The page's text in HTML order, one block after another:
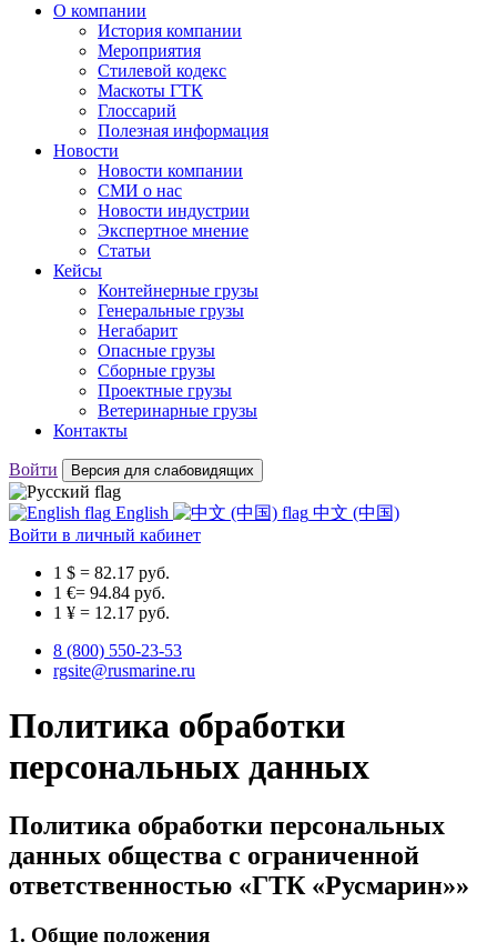
О компании
История компании
Мероприятия
Стилевой кодекс
Маскоты ГТК
Глоссарий
Полезная информация
Новости
Новости компании
СМИ о нас
Новости индустрии
Экспертное мнение
Статьи
Кейсы
Контейнерные грузы
Генеральные грузы
Негабарит
Опасные грузы
Сборные грузы
Проектные грузы
Ветеринарные грузы
Контакты
Войти Версия для слабовидящих
English
中文 (中国)
Войти в личный кабинет
1 $ = 82.17 руб.
1 €= 94.84 руб.
1 ¥ = 12.17 руб.
8 (800) 550-23-53
rgsite@rusmarine.ru
Политика обработки
персональных данных
Политика обработки персональных
данных общества с ограниченной
ответственностью «ГТК «Русмарин»»
1. Общие положения